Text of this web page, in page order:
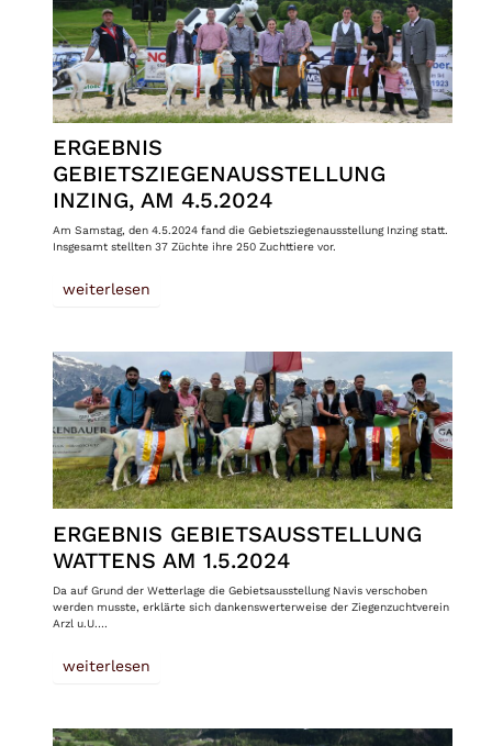
ERGEBNIS
GEBIETSZIEGENAUSSTELLUNG
INZING, AM 4.5.2024
Am Samstag, den 4.5.2024 fand die Gebietsziegenausstellung Inzing statt.
Insgesamt stellten 37 Züchte ihre 250 Zuchttiere vor.
weiterlesen
ERGEBNIS GEBIETSAUSSTELLUNG
WATTENS AM 1.5.2024
Da auf Grund der Wetterlage die Gebietsausstellung Navis verschoben
werden musste, erklärte sich dankenswerterweise der Ziegenzuchtverein
Arzl u.U.…
weiterlesen